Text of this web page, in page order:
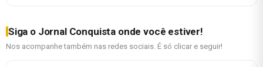
Siga o Jornal Conquista onde você estiver!
Nos acompanhe também nas redes sociais. É só clicar e seguir!